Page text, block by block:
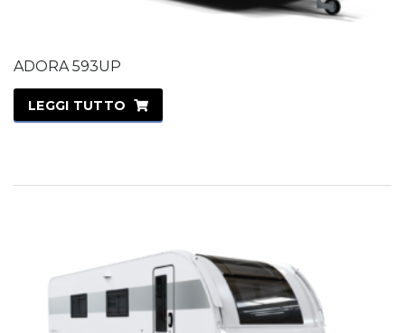
ADORA 593UP
LEGGI TUTTO